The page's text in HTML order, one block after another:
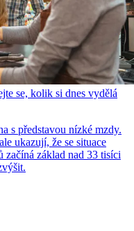
se, kolik si dnes vydělá
s představou nízké mzdy.
ukazují, že se situace
začíná základ nad 33 tisíci